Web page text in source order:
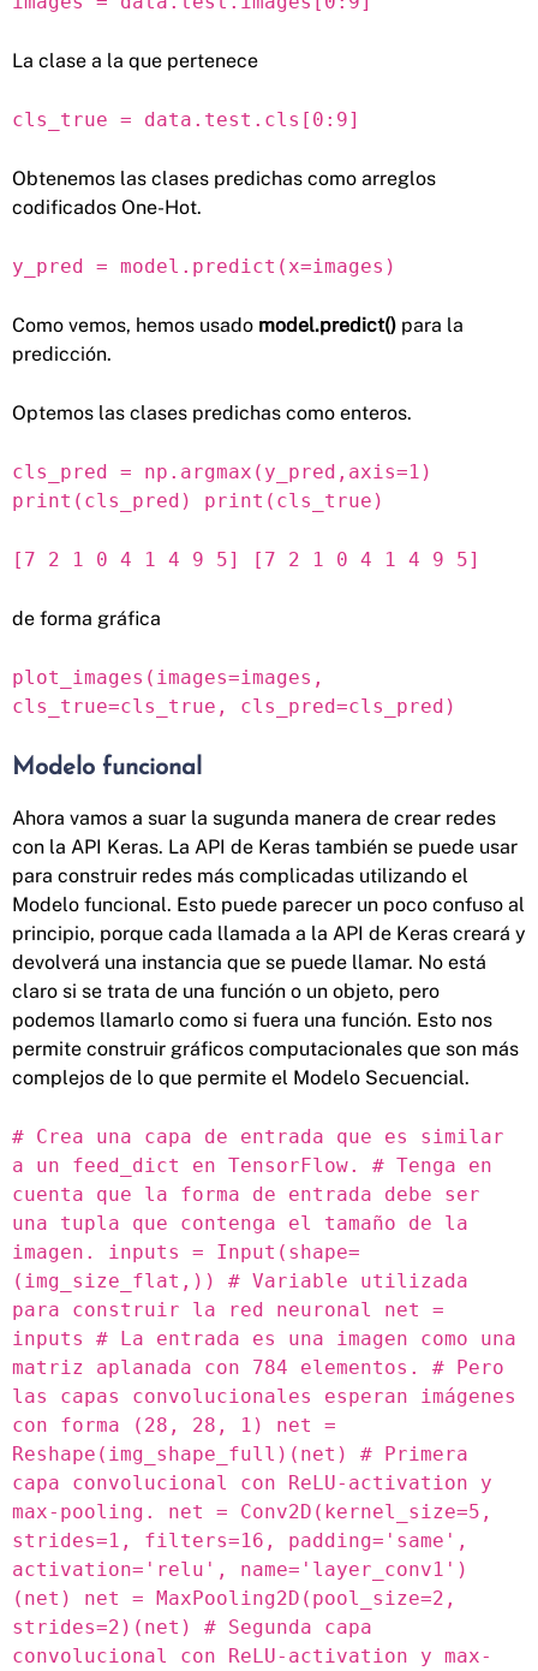
La clase a la que pertenece
cls_true = data.test.cls[0:9]
Obtenemos las clases predichas como arreglos
codificados One-Hot.
y_pred = model.predict(x=images)
Como vemos, hemos usado model.predict() para la
predicción.
Optemos las clases predichas como enteros.
cls_pred = np.argmax(y_pred,axis=1)
print(cls_pred) print(cls_true)
[7 2 1 0 4 1 4 9 5] [7 2 1 0 4 1 4 9 5]
de forma gráfica
plot_images(images=images,
cls_true=cls_true, cls_pred=cls_pred)
Modelo funcional
Ahora vamos a suar la sugunda manera de crear redes
con la API Keras. La API de Keras también se puede usar
para construir redes más complicadas utilizando el
Modelo funcional. Esto puede parecer un poco confuso al
principio, porque cada llamada a la API de Keras creará y
devolverá una instancia que se puede llamar. No está
claro si se trata de una función o un objeto, pero
podemos llamarlo como si fuera una función. Esto nos
permite construir gráficos computacionales que son más
complejos de lo que permite el Modelo Secuencial.
# Crea una capa de entrada que es similar
a un feed_dict en TensorFlow. # Tenga en
cuenta que la forma de entrada debe ser
una tupla que contenga el tamaño de la
imagen. inputs = Input(shape=
(img_size_flat,)) # Variable utilizada
para construir la red neuronal net =
inputs # La entrada es una imagen como una
matriz aplanada con 784 elementos. # Pero
las capas convolucionales esperan imágenes
con forma (28, 28, 1) net =
Reshape(img_shape_full)(net) # Primera
capa convolucional con ReLU-activation y
max-pooling. net = Conv2D(kernel_size=5,
strides=1, filters=16, padding='same',
activation='relu', name='layer_conv1')
(net) net = MaxPooling2D(pool_size=2,
strides=2)(net) # Segunda capa
convolucional con ReLU-activation y max-